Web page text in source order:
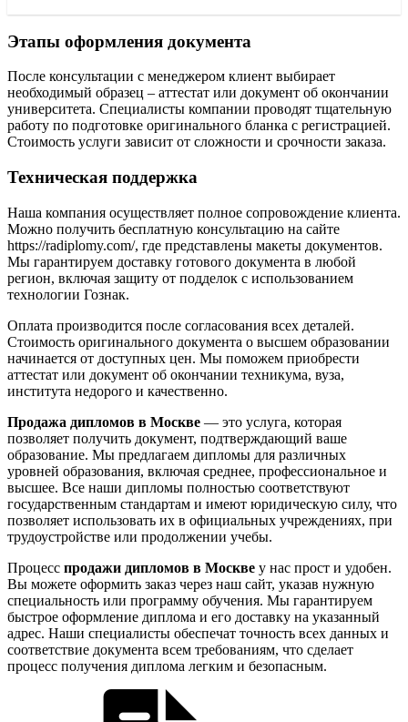
Этапы оформления документа
После консультации с менеджером клиент выбирает
необходимый образец – аттестат или документ об окончании
университета. Специалисты компании проводят тщательную
работу по подготовке оригинального бланка с регистрацией.
Стоимость услуги зависит от сложности и срочности заказа.
Техническая поддержка
Наша компания осуществляет полное сопровождение клиента.
Можно получить бесплатную консультацию на сайте
https://radiplomy.com/, где представлены макеты документов.
Мы гарантируем доставку готового документа в любой
регион, включая защиту от подделок с использованием
технологии Гознак.
Оплата производится после согласования всех деталей.
Стоимость оригинального документа о высшем образовании
начинается от доступных цен. Мы поможем приобрести
аттестат или документ об окончании техникума, вуза,
института недорого и качественно.
Продажа дипломов в Москве — это услуга, которая
позволяет получить документ, подтверждающий ваше
образование. Мы предлагаем дипломы для различных
уровней образования, включая среднее, профессиональное и
высшее. Все наши дипломы полностью соответствуют
государственным стандартам и имеют юридическую силу, что
позволяет использовать их в официальных учреждениях, при
трудоустройстве или продолжении учебы.
Процесс продажи дипломов в Москве у нас прост и удобен.
Вы можете оформить заказ через наш сайт, указав нужную
специальность или программу обучения. Мы гарантируем
быстрое оформление диплома и его доставку на указанный
адрес. Наши специалисты обеспечат точность всех данных и
соответствие документа всем требованиям, что сделает
процесс получения диплома легким и безопасным.